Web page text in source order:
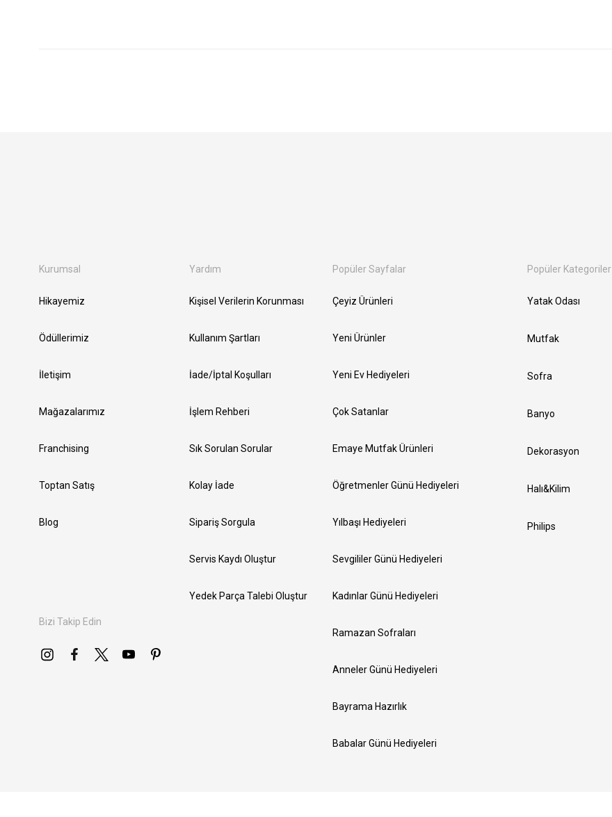
Kurumsal
Hikayemiz
Ödüllerimiz
İletişim
Mağazalarımız
Franchising
Toptan Satış
Blog
Bizi Takip Edin
Yardım
Kişisel Verilerin Korunması
Kullanım Şartları
İade/İptal Koşulları
İşlem Rehberi
Sık Sorulan Sorular
Kolay İade
Sipariş Sorgula
Servis Kaydı Oluştur
Yedek Parça Talebi Oluştur
Popüler Sayfalar
Çeyiz Ürünleri
Yeni Ürünler
Yeni Ev Hediyeleri
Çok Satanlar
Emaye Mutfak Ürünleri
Öğretmenler Günü Hediyeleri
Yılbaşı Hediyeleri
Sevgililer Günü Hediyeleri
Kadınlar Günü Hediyeleri
Ramazan Sofraları
Anneler Günü Hediyeleri
Bayrama Hazırlık
Babalar Günü Hediyeleri
Popüler Kategoriler
Yatak Odası
Mutfak
Sofra
Banyo
Dekorasyon
Halı&Kilim
Philips